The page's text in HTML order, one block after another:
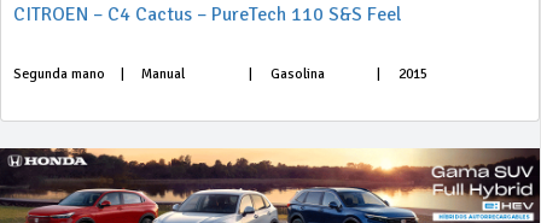
CITROEN – C4 Cactus – PureTech 110 S&S Feel
Segunda mano Manual Gasolina 2015